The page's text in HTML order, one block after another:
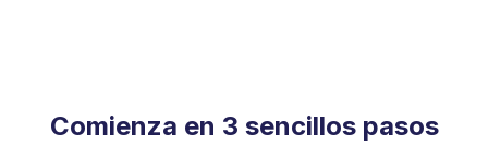
Comienza en 3 sencillos pasos